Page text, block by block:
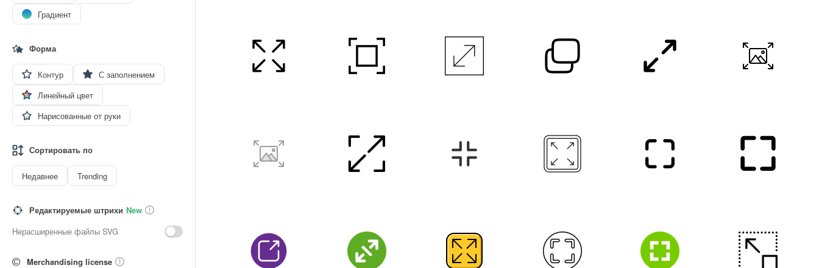
Градиент
Форма
Контур
С заполнением
Линейный цвет
Нарисованные от руки
Сортировать по
Недавнее Trending
Редактируемые штрихи New
Нерасширенные файлы SVG
Merchandising license